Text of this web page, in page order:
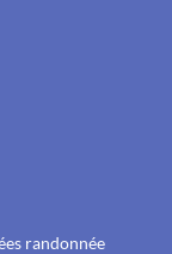
randonnée